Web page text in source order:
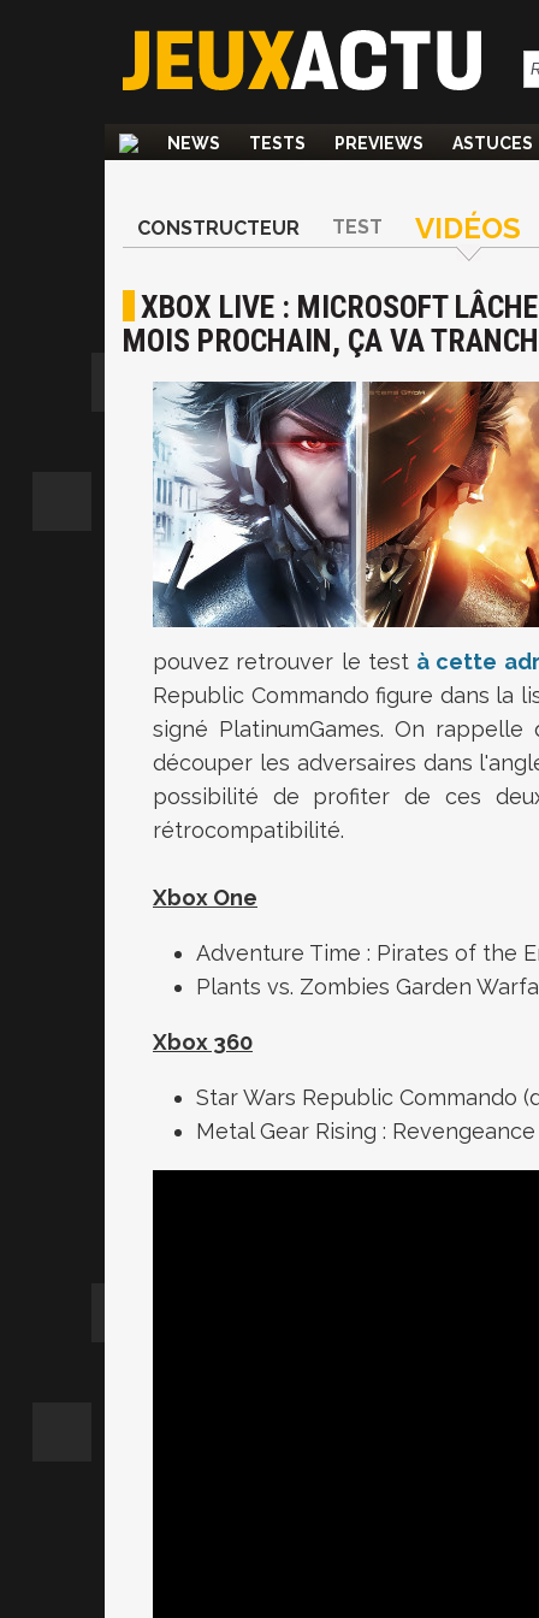
NEWS TESTS PREVIEWS ASTUCES
CONSTRUCTEUR TEST VIDÉOS
XBOX LIVE : MICROSOFT
MOIS PROCHAIN, ÇA VA
pouvez retrouver le test à cette
Republic Commando figure dans la
signé PlatinumGames. On
découper les adversaires dans
possibilité de profiter de ces
rétrocompatibilité.
Xbox One
Adventure Time : Pirates of the
Plants vs. Zombies Garden
Xbox 360
Star Wars Republic Commando
Metal Gear Rising : Revengeance